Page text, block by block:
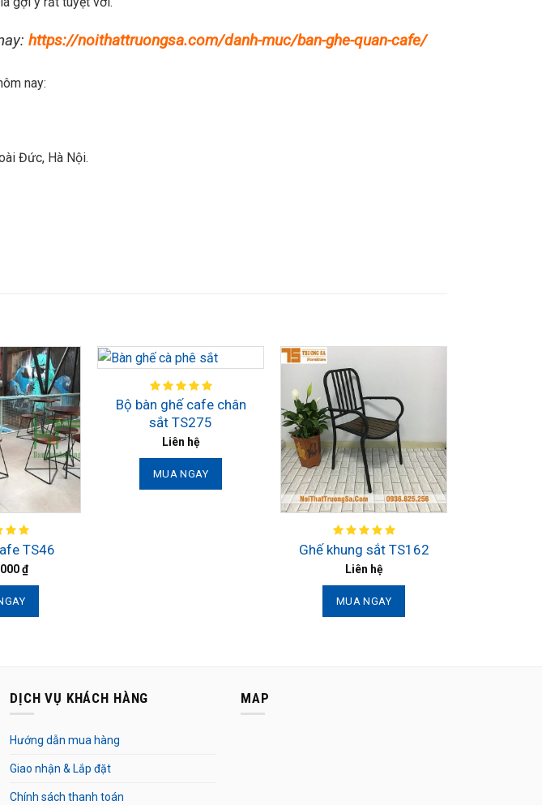
https://noithattruongsa.com/danh-muc/ban-ghe-quan-cafe/
nay:
Đức, Hà Nội.
TS46
₫
Bộ bàn ghế cafe chân
sắt TS275
Liên hệ
MUA NGAY
Ghế khung sắt TS162
Liên hệ
MUA NGAY
DỊCH VỤ KHÁCH HÀNG
Hướng dẫn mua hàng
Giao nhận & Lắp đặt
Chính sách thanh toán
MAP